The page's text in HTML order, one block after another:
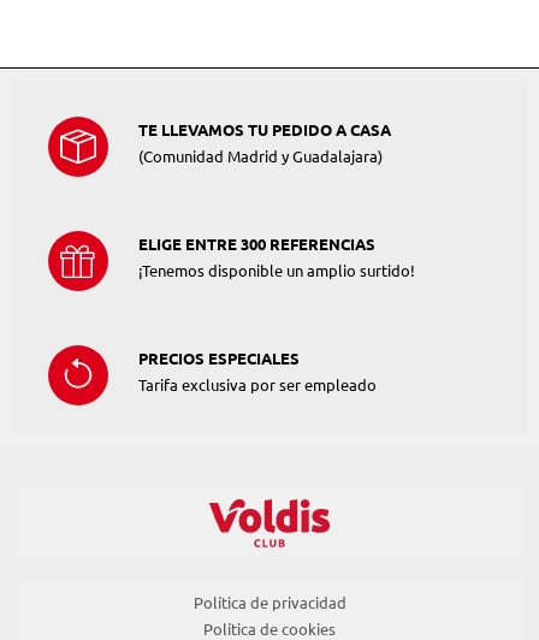
TE LLEVAMOS TU PEDIDO A CASA
(Comunidad Madrid y Guadalajara)
ELIGE ENTRE 300 REFERENCIAS
¡Tenemos disponible un amplio surtido!
PRECIOS ESPECIALES
Tarifa exclusiva por ser empleado
Política de privacidad
Política de cookies